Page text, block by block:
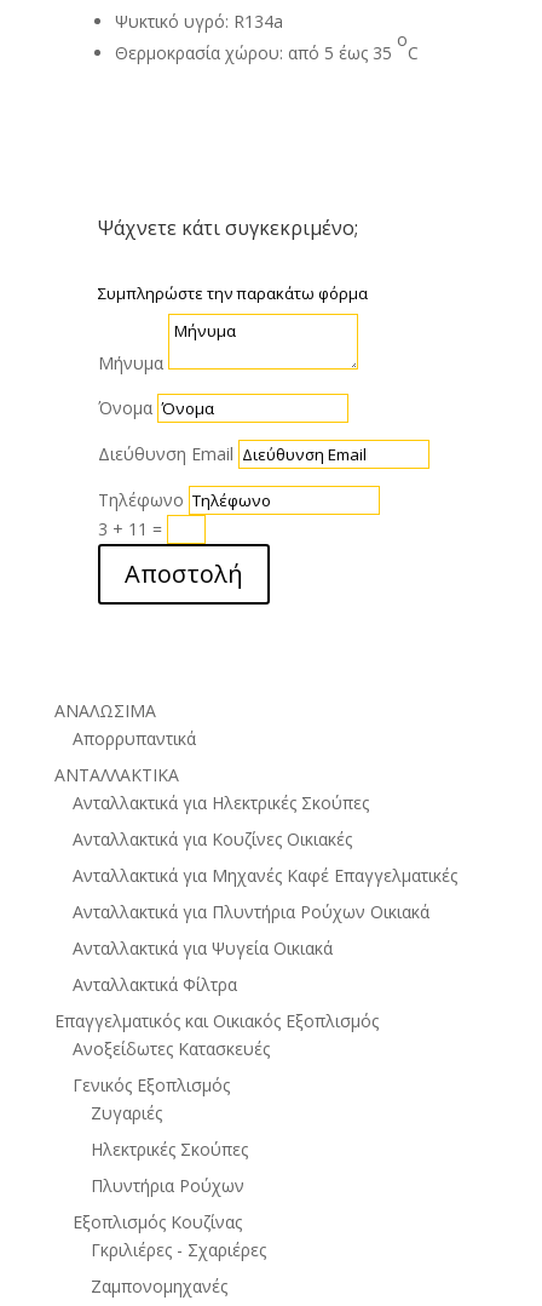
Ψυκτικό υγρό: R134a
Θερμοκρασία χώρου: από 5 έως 35
o
C
Ψάχνετε κάτι συγκεκριμένο;
Συμπληρώστε την παρακάτω φόρμα
Μήνυμα
Όνομα
Διεύθυνση Email
Τηλέφωνο
3 + 11 =
Αποστολή
ΑΝΑΛΩΣΙΜΑ
Απορρυπαντικά
ΑΝΤΑΛΛΑΚΤΙΚΑ
Ανταλλακτικά για Ηλεκτρικές Σκούπες
Ανταλλακτικά για Κουζίνες Οικιακές
Ανταλλακτικά για Μηχανές Καφέ Επαγγελματικές
Ανταλλακτικά για Πλυντήρια Ρούχων Οικιακά
Ανταλλακτικά για Ψυγεία Οικιακά
Ανταλλακτικά Φίλτρα
Επαγγελματικός και Οικιακός Εξοπλισμός
Ανοξείδωτες Κατασκευές
Γενικός Εξοπλισμός
Ζυγαριές
Ηλεκτρικές Σκούπες
Πλυντήρια Ρούχων
Εξοπλισμός Κουζίνας
Γκριλιέρες - Σχαριέρες
Ζαμπονομηχανές